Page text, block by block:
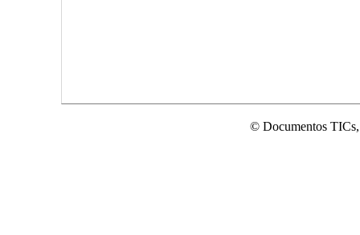
© Documentos